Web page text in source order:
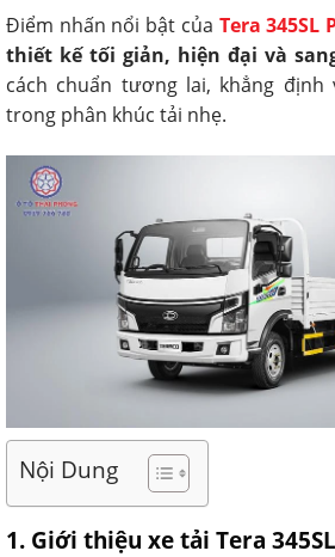
Điểm nhấn nổi bật của Tera 345SL
thiết kế tối giản, hiện đại và
cách chuẩn tương lai, khẳng
trong phân khúc tải nhẹ.
Nội Dung
1. Giới thiệu xe tải Tera